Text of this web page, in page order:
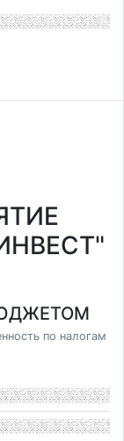
по налогам